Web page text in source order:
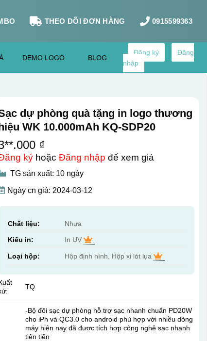
THEO DÕI ĐƠN HÀNG 0915599363
DEMO LOGO BLOG
Đăng ký
Đăng
nhập
dự phòng quà tặng in logo thương
WK 10.000mAh KQ-SDP20
₫
kýhoặc Đăng nhập để xem giá
TG sản xuất: 10 ngày
Ngày cn giá: 2024-03-12
Chất liệu: Nhựa
Kiểu in: In UV
Loại hộp: Hộp định hình, Hộp xi lót lụa
TQ
-Bộ đôi sạc dự phòng hỗ trợ sạc nhanh chuẩn PD20W
cho iPh và QC3.0 cho android phù hợp với nhiều dòng
máy hiện nay đã được tích hợp công nghệ sạc nhanh
tiên tiến